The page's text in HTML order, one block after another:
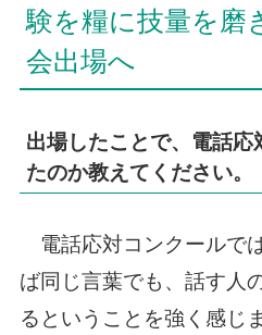
験を糧に技量を磨
会出場へ
出場したことで、電話応
たのか教えてください。
電話応対コンクールで
ば同じ言葉でも、話す人
るということを強く感じ